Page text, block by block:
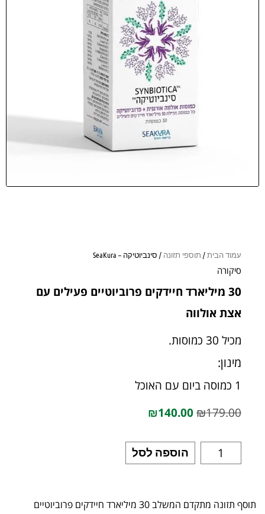
עמוד הבית/ תוספי תזונה / סינביוטיקה – SeaKura
סיקורה
30 מיליארד חיידקים פרוביוטיים פעילים עם
אצת אולווה
מכיל 30 כמוסות.
מינון:
1 כמוסה ביום עם האוכל
₪179.00
₪140.00
הוספה לסל
תוסף תזונה מתקדם המשלב 30 מיליארד חיידקים פרוביוטיים